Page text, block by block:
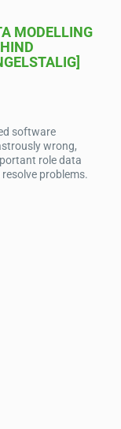
MODELLING
software
wrong,
role data
problems.